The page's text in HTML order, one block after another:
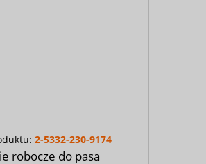
2-5332-230-9174
robocze do pasa